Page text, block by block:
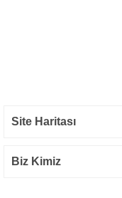
Site Haritası
Biz Kimiz